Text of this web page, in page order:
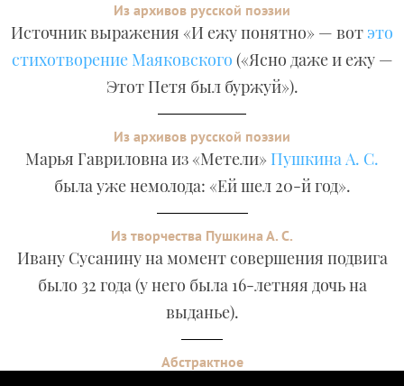
Из архивов русской поэзии
Источник выражения «И ежу понятно» — вот это
стихотворение Маяковского («Ясно даже и ежу —
Этот Петя был буржуй»).
Из архивов русской поэзии
Марья Гавриловна из «Метели» Пушкина А. С.
была уже немолода: «Ей шел 20-й год».
Из творчества Пушкина А. С.
Ивану Сусанину на момент совершения подвига
было 32 года (у него была 16-летняя дочь на
выданье).
Абстрактное